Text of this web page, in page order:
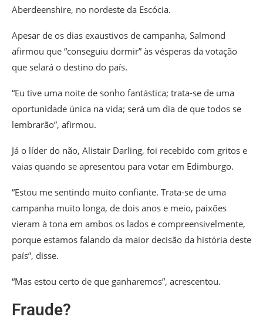
Aberdeenshire, no nordeste da Escócia.
Apesar de os dias exaustivos de campanha, Salmond
afirmou que “conseguiu dormir” às vésperas da votação
que selará o destino do país.
“Eu tive uma noite de sonho fantástica; trata-se de uma
oportunidade única na vida; será um dia de que todos se
lembrarão”, afirmou.
Já o líder do não, Alistair Darling, foi recebido com gritos e
vaias quando se apresentou para votar em Edimburgo.
“Estou me sentindo muito confiante. Trata-se de uma
campanha muito longa, de dois anos e meio, paixões
vieram à tona em ambos os lados e compreensivelmente,
porque estamos falando da maior decisão da história deste
país”, disse.
“Mas estou certo de que ganharemos”, acrescentou.
Fraude?